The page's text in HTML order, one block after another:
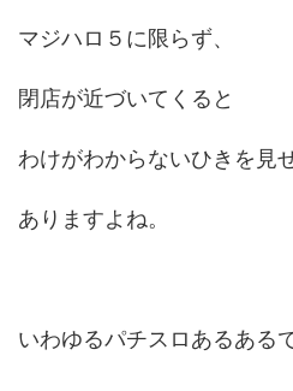
マジハロ５に限らず、
閉店が近づいてくると
わけがわからないひきを見
ありますよね。
いわゆるパチスロあるある